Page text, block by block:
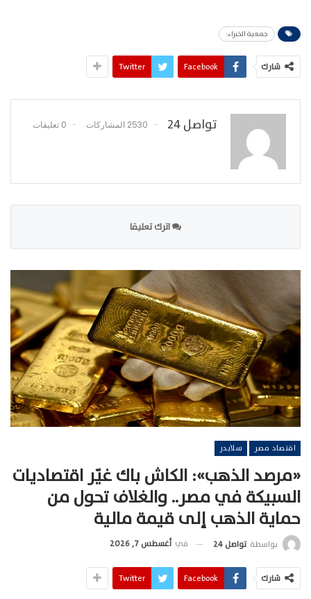
جمعية الخبراء:
شارك Facebook
Twitter
تواصل 24 2530 المشاركات 0 تعليقات
اترك تعليقا
اقتصاد مصر سلايدر
«مرصد الذهب»: الكاش باك غيّر اقتصاديات
السبيكة في مصر.. والغلاف تحول من
حماية الذهب إلى قيمة مالية
بواسطة تواصل 24 في أغسطس 7, 2026
شارك Facebook
Twitter